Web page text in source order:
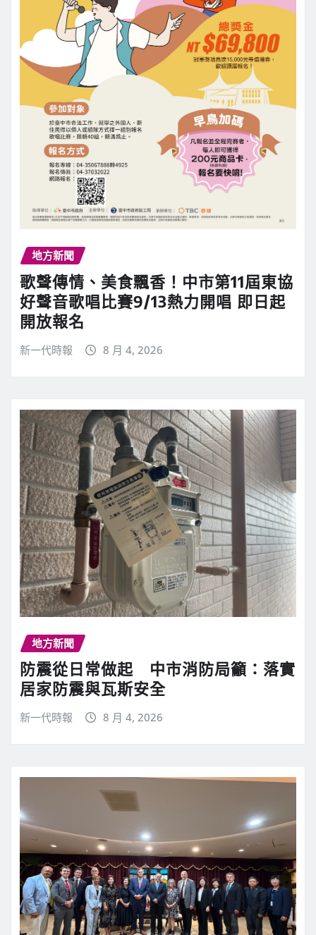
地方新聞
歌聲傳情、美食飄香！中市第11屆東協
好聲音歌唱比賽9/13熱力開唱 即日起
開放報名
新一代時報 8 月 4, 2026
地方新聞
防震從日常做起 中市消防局籲：落實
居家防震與瓦斯安全
新一代時報 8 月 4, 2026